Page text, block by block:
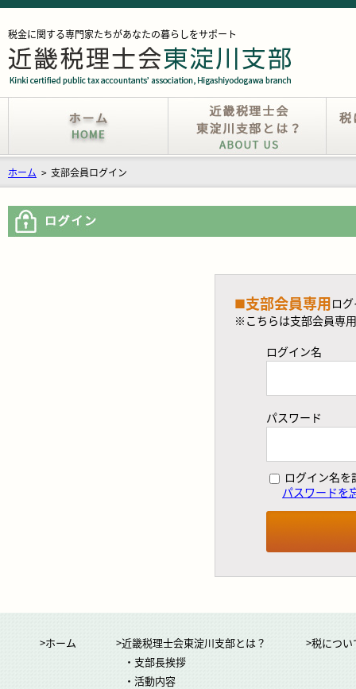
税金に関する専門家たちがあなたの暮らしをサポート
ホーム > 支部会員ログイン
■支部会員専用ロ
※こちらは支部会員専
ログイン名
パスワード
ログイン名を
パスワードを
>ホーム
>近畿税理士会東淀川支部とは？
・支部長挨拶
・活動内容
>税につ